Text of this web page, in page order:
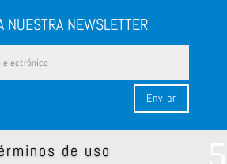
NUESTRA NEWSLETTER
Enviar
de uso